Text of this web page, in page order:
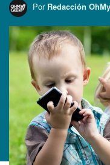
Por Redacción